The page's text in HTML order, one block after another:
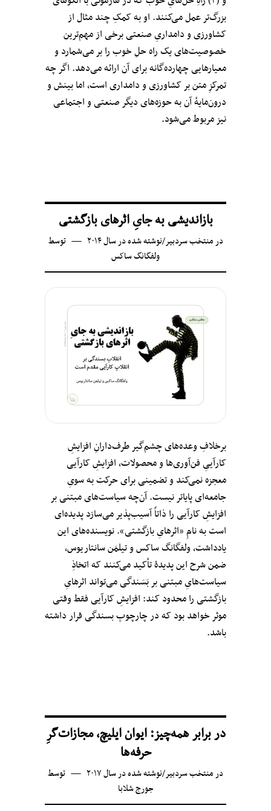
بزرگ‌تر عمل می‌کنند. او به کمکِ چند مثال‌ از
کشاورزی و دامداریِ صنعتی برخی از مهم‌ترین
خصوصیت‌های یک راه حلِ خوب را بر می‌شمارد و
معیارهایی چهارده‌گانه برای آن ارائه می‌دهد. اگر چه
تمرکزِ متن بر کشاورزی و دامداری است، اما بینش و
درون‌مایهٔ آن به حوزه‌های دیگر صنعتی و اجتماعی
نیز مربوط می‌شود.
بازاندیشی به جایِ اثرهای بازگشتی
درمنتخب سردبیر/نوشته شده در سال ۲۰۱۴
توسط
ولفگانگ ساکس
برخلافِ وعده‌های چشم‌گیر طرف‌دارانِ افزایشِ
کارآییِ فن‌آوری‌ها و محصولات، افزایشِ کارآیی
معجزه نمی‌کند و تضمینی برای حرکت به سویِ
جامعه‌ای پایاتر نیست. آن‌چه سیاست‌های مبتنی بر
افزایشِ کارآیی را ذاتاً آسیب‌پذیر می‌سازد پدیده‌ای
است به نامِ «اثرهایِ بازگشتی». نویسنده‌های این
یادداشت، ولفگانگ ساکس و تیلمَن سانتاریوس،
ضمن شرح این پدیدهْ تأکید می‌کنند که اتخاذِ
سیاست‌هایِ مبتنی بر بَسَندگی می‌تواند اثرهایِ
بازگشتی را محدود کند: افزایشِ کارآیی فقط وقتی
موثر خواهد بود که در چارچوبِ بسندگی قرار داشته
باشد.
در برابر همه‌چیز: ایوان ایلیچ، مجازات‌گرِ
حرفه‌ها
درمنتخب سردبیر/نوشته شده در سال ۲۰۱۷
توسط
جورج شلابا